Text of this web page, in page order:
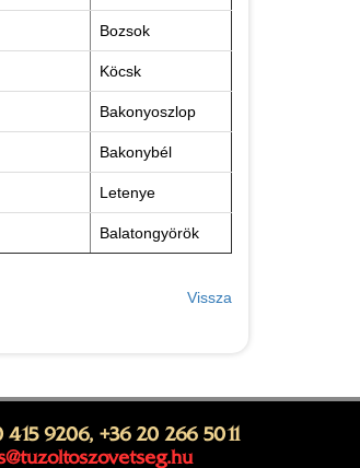
Bozsok
Köcsk
Bakonyoszlop
Bakonybél
Letenye
Balatongyörök
Vissza
9206, +36 20 266 5011